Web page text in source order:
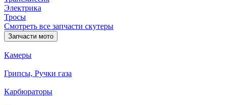
Электрика
Тросы
Смотреть все запчасти скутеры
Запчасти мото
Камеры
Грипсы, Ручки газа
Карбюраторы